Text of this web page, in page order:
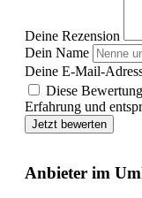
Deine Rezension
Dein Name
Deine E-Mail-
Diese
Erfahrung und
Jetzt bewerten
Anbieter im